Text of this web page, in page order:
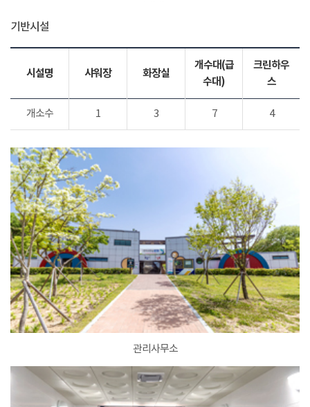
기반시설
시설명 샤워장 화장실
개수대(급
수대)
크린하우
스
개소수 1 3 7 4
관리사무소